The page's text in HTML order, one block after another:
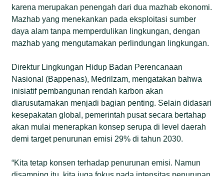
karena merupakan penengah dari dua mazhab ekonomi.
Mazhab yang menekankan pada eksploitasi sumber
daya alam tanpa memperdulikan lingkungan, dengan
mazhab yang mengutamakan perlindungan lingkungan.
Direktur Lingkungan Hidup Badan Perencanaan
Nasional (Bappenas), Medrilzam, mengatakan bahwa
inisiatif pembangunan rendah karbon akan
diarusutamakan menjadi bagian penting. Selain didasari
kesepakatan global, pemerintah pusat secara bertahap
akan mulai menerapkan konsep serupa di level daerah
demi target penurunan emisi 29% di tahun 2030.
“Kita tetap konsen terhadap penurunan emisi. Namun